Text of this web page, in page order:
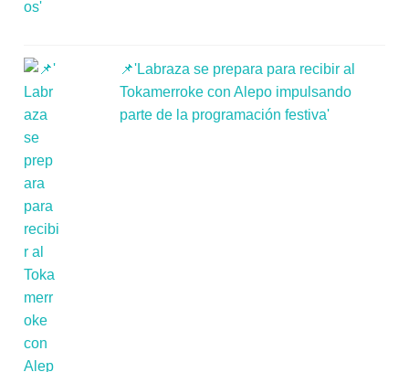
📌'Labraza se prepara para recibir al
Tokamerroke con Alepo impulsando
parte de la programación festiva'